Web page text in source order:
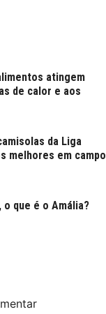
atingem
de calor e aos
da Liga
melhores em campo
que é o Amália?